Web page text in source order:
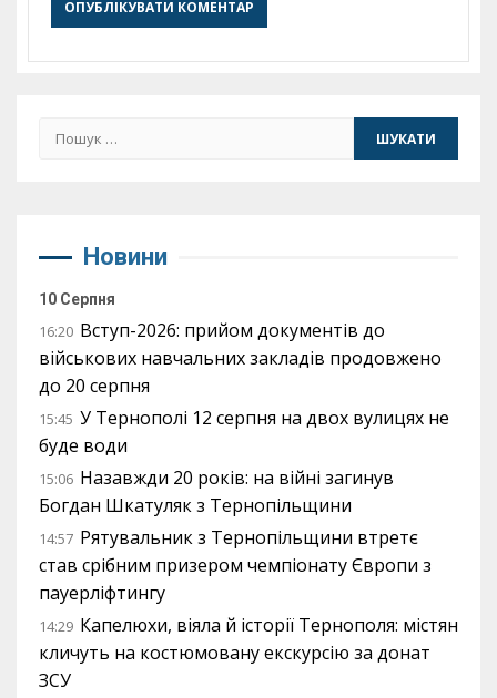
Пошук:
Новини
10 Серпня
16:20 Вступ-2026: прийом документів до
військових навчальних закладів продовжено
до 20 серпня
15:45 У Тернополі 12 серпня на двох вулицях не
буде води
15:06 Назавжди 20 років: на війні загинув
Богдан Шкатуляк з Тернопільщини
14:57 Рятувальник з Тернопільщини втретє
став срібним призером чемпіонату Європи з
пауерліфтингу
14:29 Капелюхи, віяла й історії Тернополя: містян
кличуть на костюмовану екскурсію за донат
ЗСУ